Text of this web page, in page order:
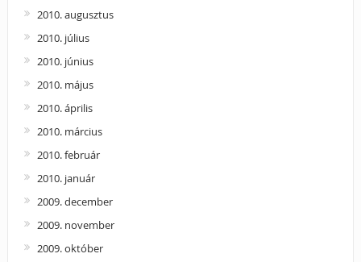
2010. augusztus
2010. július
2010. június
2010. május
2010. április
2010. március
2010. február
2010. január
2009. december
2009. november
2009. október